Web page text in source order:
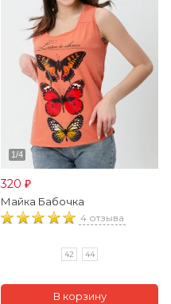
320 ₽
Майка Бабочка
4 отзыва
42 44